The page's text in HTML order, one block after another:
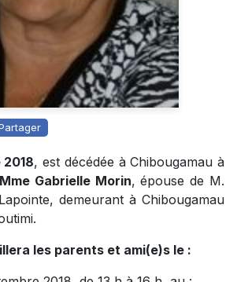
, est décédée à Chibougamau à
Mme Gabrielle Morin, épouse de M.
demeurant à Chibougamau
les parents et ami(e)s le :